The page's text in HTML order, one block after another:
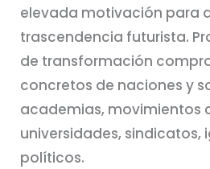
elevada motivación para
trascendencia futurista.
de transformación
concretos de naciones y
academias, movimientos
universidades, sindicatos,
políticos.